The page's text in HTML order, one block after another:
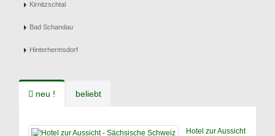
Kirnitzschtal
Bad Schandau
Hinterhermsdorf
neu ! beliebt
Hotel zur Aussicht